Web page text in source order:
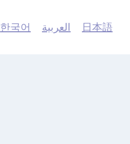
한국어 العربية
日本語